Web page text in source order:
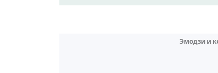
Эмодзи и